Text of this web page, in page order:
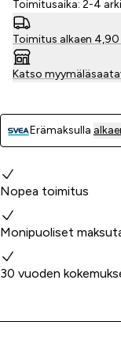
Toimitusaika: 2-4
Toimitus alkaen
Katso
Erämaksulla
Miksi valita meidät?
Nopea toimitus
Monipuoliset
30 vuoden